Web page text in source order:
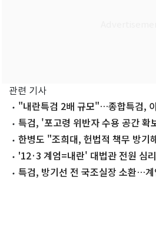
관련 기사
"내란특검 2배 규모"…종합특검,
다 특검, '포고령 위반자 수용 공간 확
기소한병도 "조희대, 헌법적 책무 방
백 지속"
'12·3 계엄=내란' 대법관 전원 심
내란 기준된다
특검, 방기선 전 국조실장 소환…